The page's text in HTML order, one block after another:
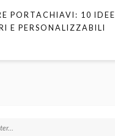
PORTACHIAVI: 10 IDEE
E PERSONALIZZABILI